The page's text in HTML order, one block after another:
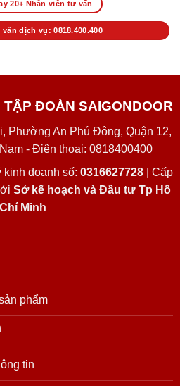
20+ Nhân viên tư vấn
dịch vụ: 0818.400.400
TẬP ĐOÀN SAIGONDOOR
Phường An Phú Đông, Quận 12,
- Điện thoại: 0818400400
doanh số: 0316627728| Cấp
Sở kế hoạch và Đầu tư Tp Hồ
Chí Minh
phẩm
tin